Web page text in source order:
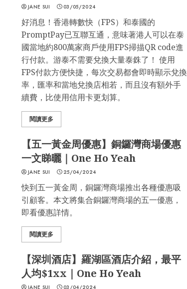
JANE SUI 03/05/2024
好消息！香港轉數快（FPS）和泰國的
PromptPay已互聯互通，意味著港人可以在泰
國當地約800萬家商戶使用FPS掃描QR code進
行付款。游泰不需要兌換大量泰銖了！ 使用
FPS付款方便快捷，每次交易都會即時顯示兌換
率，匯率和當地兌換店相若，而且沒有額外手
續費，比使用信用卡更划算。
閱讀更多
【五一黃金周優惠】銅鑼灣商場優惠
一文睇曬｜One Ho Yeah
JANE SUI 25/04/2024
快到五一黃金周，銅鑼灣商場推出各種優惠吸
引顧客。本文將集合銅鑼灣商場的五一優惠，
即看優惠詳情。
閱讀更多
【深圳酒店】羅湖區酒店介紹，最平
人均$1xx｜One Ho Yeah
JANE SUI 03/04/2024